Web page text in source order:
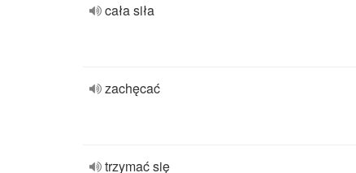
cała siła
zachęcać
trzymać się